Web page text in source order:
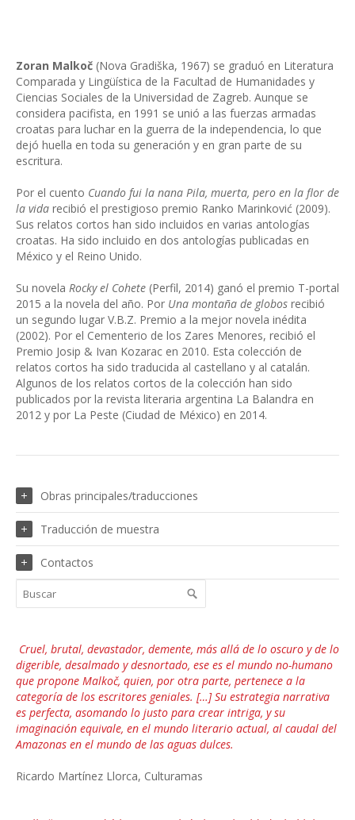
Zoran Malkoč (Nova Gradiška, 1967) se graduó en Literatura
Comparada y Lingüística de la Facultad de Humanidades y
Ciencias Sociales de la Universidad de Zagreb. Aunque se
considera pacifista, en 1991 se unió a las fuerzas armadas
croatas para luchar en la guerra de la independencia, lo que
dejó huella en toda su generación y en gran parte de su
escritura.
Por el cuento Cuando fui la nana Pila, muerta, pero en la flor de
la vida recibió el prestigioso premio Ranko Marinković (2009).
Sus relatos cortos han sido incluidos en varias antologías
croatas. Ha sido incluido en dos antologías publicadas en
México y el Reino Unido.
Su novela Rocky el Cohete (Perfil, 2014) ganó el premio T-portal
2015 a la novela del año. Por Una montaña de globos recibió
un segundo lugar V.B.Z. Premio a la mejor novela inédita
(2002). Por el Cementerio de los Zares Menores, recibió el
Premio Josip & Ivan Kozarac en 2010. Esta colección de
relatos cortos ha sido traducida al castellano y al catalán.
Algunos de los relatos cortos de la colección han sido
publicados por la revista literaria argentina La Balandra en
2012 y por La Peste (Ciudad de México) en 2014.
Obras principales/traducciones
Traducción de muestra
Contactos
Cruel, brutal, devastador, demente, más allá de lo oscuro y de lo
digerible, desalmado y desnortado, ese es el mundo no-humano
que propone Malkoč, quien, por otra parte, pertenece a la
categoría de los escritores geniales. […] Su estrategia narrativa
es perfecta, asomando lo justo para crear intriga, y su
imaginación equivale, en el mundo literario actual, al caudal del
Amazonas en el mundo de las aguas dulces.
Ricardo Martínez Llorca, Culturamas